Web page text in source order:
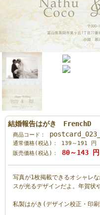
結婚報告はがき FrenchD
商品コード：
通常価格(税込)： 139～191 円
販売価格(税込)：
80～143 円
写真が1枚掲載できるオシャレ
スが光るデザインだよ。年賀状
私製はがき(デザイン校正・印